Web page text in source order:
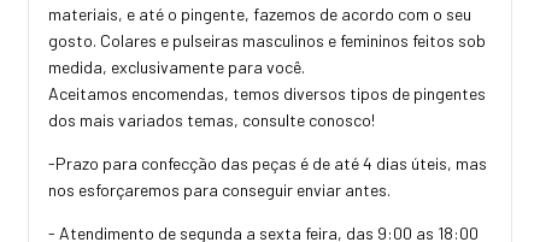
materiais, e até o pingente, fazemos de acordo com o seu
gosto. Colares e pulseiras masculinos e femininos feitos sob
medida, exclusivamente para você.
Aceitamos encomendas, temos diversos tipos de pingentes
dos mais variados temas, consulte conosco!
-Prazo para confecção das peças é de até 4 dias úteis, mas
nos esforçaremos para conseguir enviar antes.
- Atendimento de segunda a sexta feira, das 9:00 as 18:00